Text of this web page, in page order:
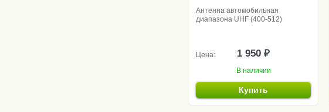
Антенна автомобильная
диапазона UHF (400-512)
Цена: 1 950 ₽
В наличии
Купить